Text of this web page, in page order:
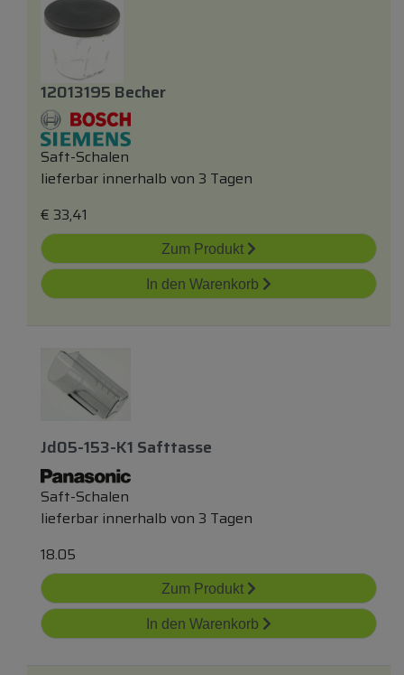
12013195 Becher
Saft-Schalen
lieferbar innerhalb von 3 Tagen
€ 33,41
Zum Produkt
In den Warenkorb
Jd05-153-K1 Safttasse
Saft-Schalen
lieferbar innerhalb von 3 Tagen
18.05
Zum Produkt
In den Warenkorb